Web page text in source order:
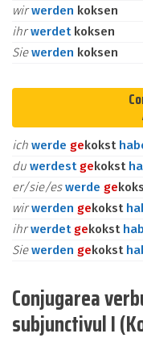
wirwerden koksen
ihrwerdet koksen
Siewerden koksen
ich werde gekokst
du werdest gekokst
er/sie/eswerde ge
wirwerden gekokst
ihrwerdet gekokst
Siewerden gekokst
Conjugarea
subjunctivul I